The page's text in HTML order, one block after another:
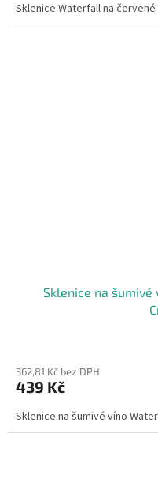
Sklenice Waterfall na
Sklenice na
362,81 Kč bez DPH
439 Kč
Sklenice na šumivé víno